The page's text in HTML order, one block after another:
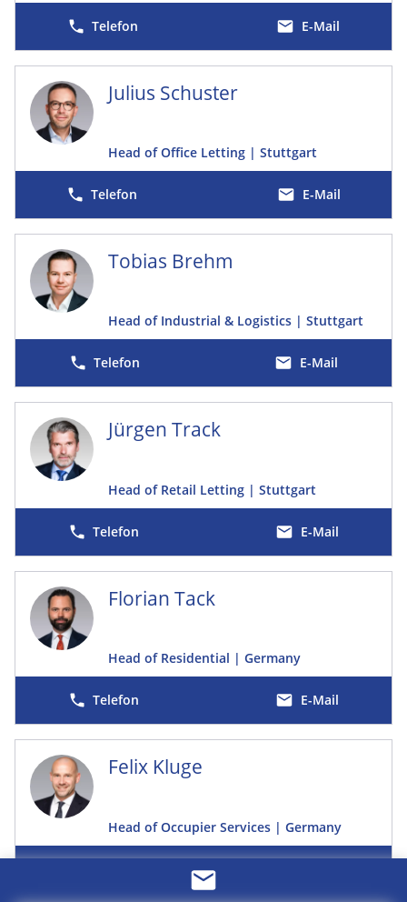
E-Mail
Julius Schuster
Head of Office Letting | Stuttgart
E-Mail
Tobias Brehm
Head of Industrial & Logistics | Stuttgart
E-Mail
Jürgen Track
Head of Retail Letting | Stuttgart
E-Mail
Florian Tack
Head of Residential | Germany
E-Mail
Felix Kluge
Head of Occupier Services | Germany